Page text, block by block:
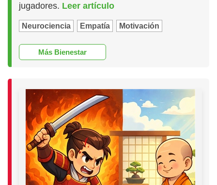
jugadores. Leer artículo
Neurociencia Empatía Motivación
Más Bienestar